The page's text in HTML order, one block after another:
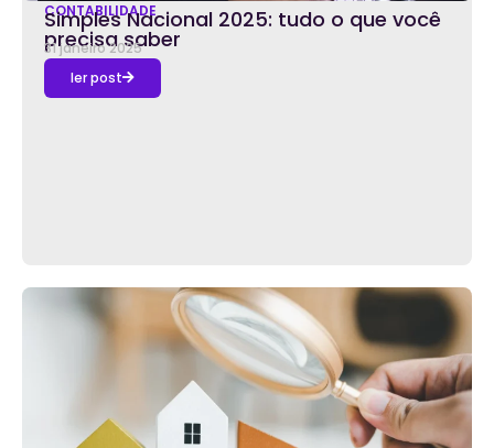
CONTABILIDADE
Simples Nacional 2025: tudo o que você
precisa saber
31 janeiro 2025
ler post